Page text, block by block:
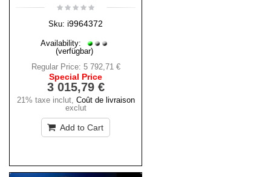
Sku: i9964372
Availability:
(verfügbar)
Regular Price: 5 792,71 €
Special Price
3 015,79 €
21% taxe inclut, Coût de livraison
exclut
Add to Cart